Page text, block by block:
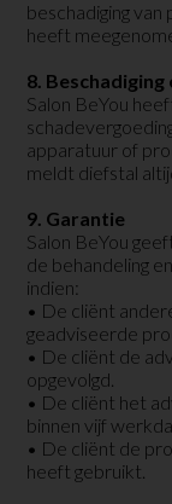
beschadiging
heeft
8.
Salon BeYou
apparatuur of
meldt diefstal
9. Garantie
Salon BeYou
de behandeling
indien:
• De cliënt
geadviseerde
• De cliënt de
opgevolgd.
• De cliënt het
binnen vijf
• De cliënt de
heeft gebruikt.